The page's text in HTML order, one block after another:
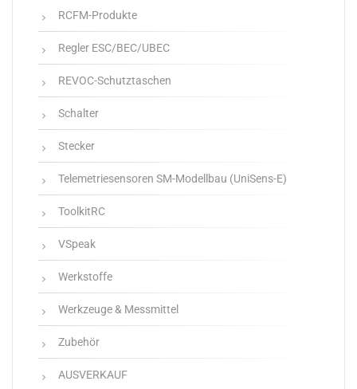
RCFM-Produkte
Regler ESC/BEC/UBEC
REVOC-Schutztaschen
Schalter
Stecker
Telemetriesensoren SM-Modellbau (UniSens-E)
ToolkitRC
VSpeak
Werkstoffe
Werkzeuge & Messmittel
Zubehör
AUSVERKAUF